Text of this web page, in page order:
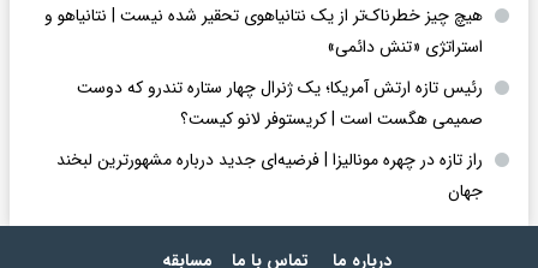
هیچ چیز خطرناک‌تر از یک نتانیاهوی تحقیر شده نیست | نتانیاهو و
استراتژی «تنش دائمی»
رئیس تازه ارتش آمریکا؛ یک ژنرال چهار ستاره تندرو که دوست
صمیمی هگست است | کریستوفر لانو کیست؟
راز تازه در چهره مونالیزا | فرضیه‌ای جدید درباره مشهورترین لبخند
جهان
درباره ما تماس با ما مسابقه